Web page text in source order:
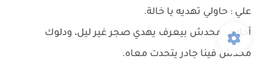
علي : حاولي تهديه يا خالة.
أحلام : محدش بيعرف يهدي صجر غير ليل، ودلوك
محدش فينا جادر يتحدت معاه.